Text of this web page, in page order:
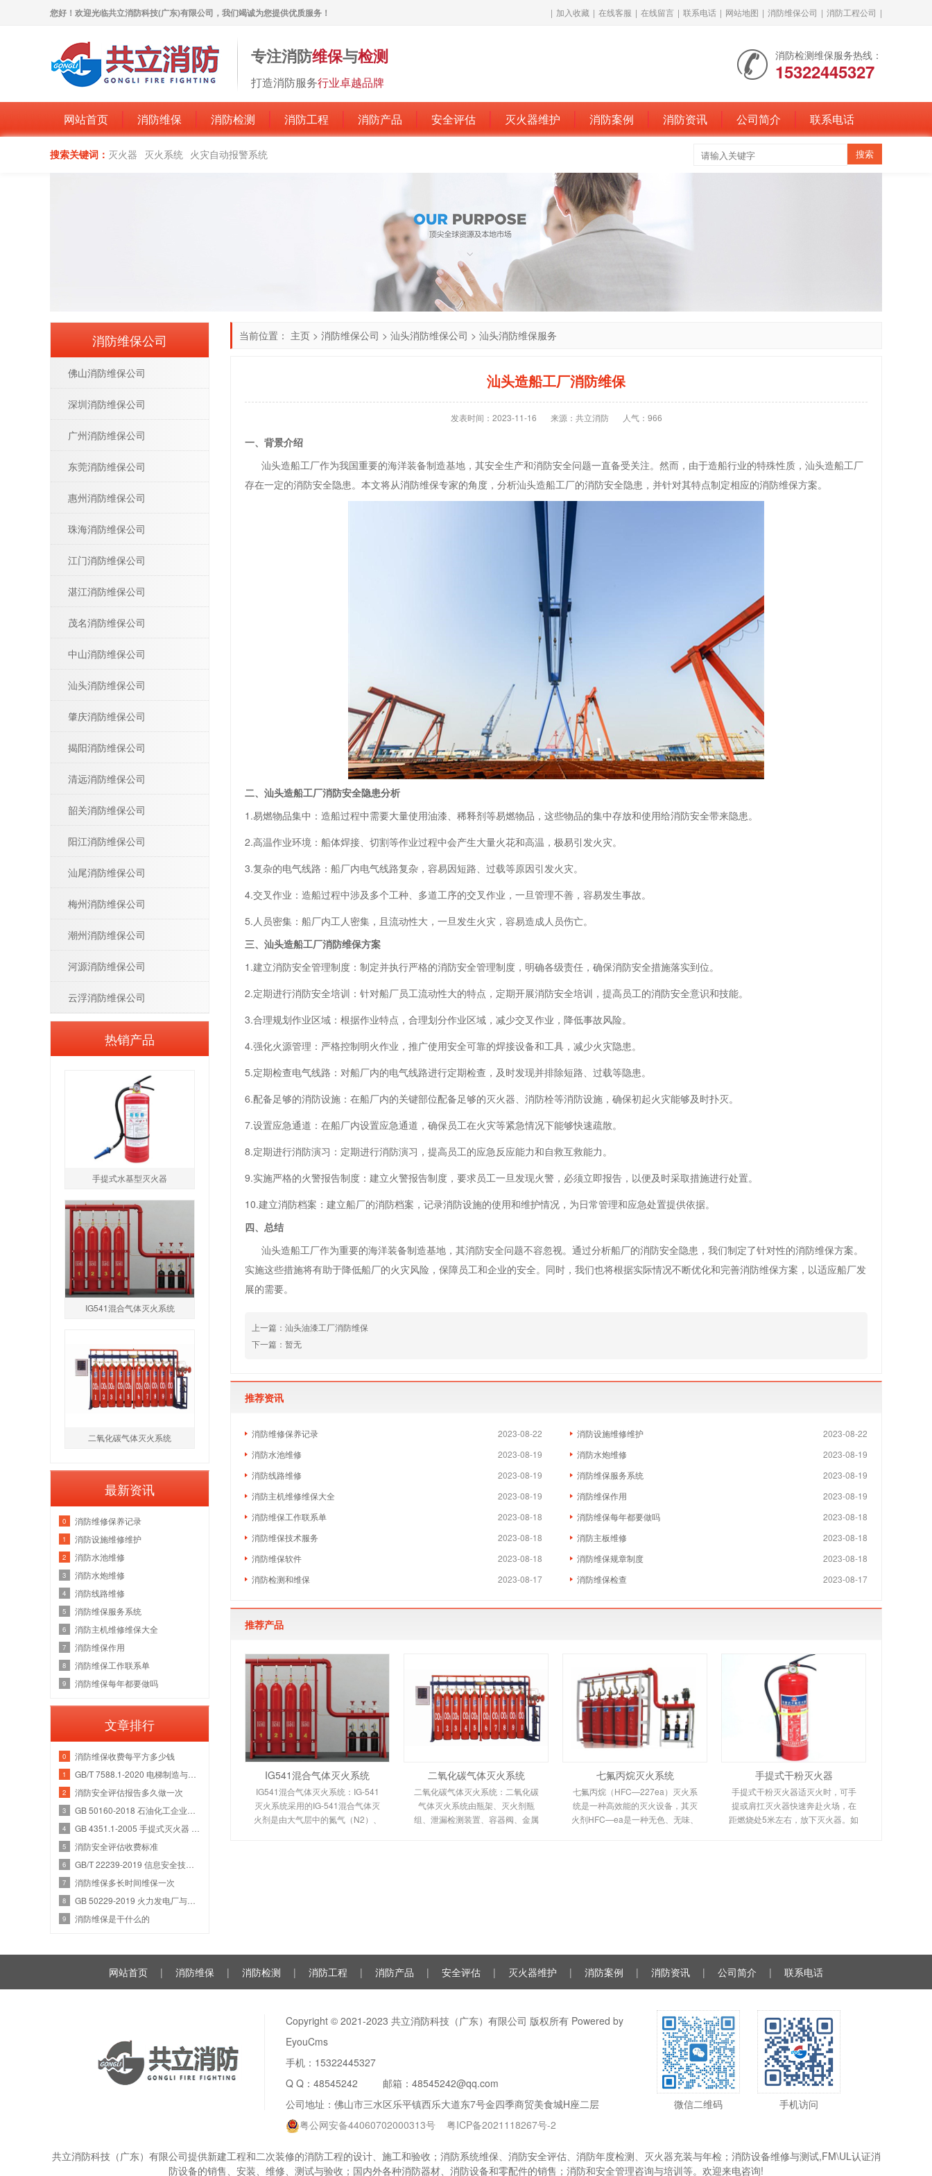
您好！欢迎光临共立消防科技(广东)有限公司，我们竭诚为您提供优质服务！ | 加入收藏 | 在线客服 | 在线留言 | 联系电话 | 网站地图 | 消防维保公司 | 消防工程公司 |
专注消防维保与检测
打造消防服务行业卓越品牌
消防检测维保服务热线：
15322445327
网站首页 消防维保 消防检测 消防工程 消防产品 安全评估 灭火器维护 消防案例 消防资讯 公司简介 联系电话
搜索关键词： 灭火器 灭火系统 火灾自动报警系统
当前位置： 主页 > 消防维保公司 > 汕头消防维保公司 > 汕头消防维保服务
汕头造船工厂消防维保
发表时间：2023-11-16 来源：共立消防 人气： 966
一、背景介绍
汕头造船工厂作为我国重要的海洋装备制造基地，其安全生产和消防安全问题一直备受关注。然而，由于造船行业的特殊性质，汕头造船工厂
存在一定的消防安全隐患。本文将从消防维保专家的角度，分析汕头造船工厂的消防安全隐患，并针对其特点制定相应的消防维保方案。
二、汕头造船工厂消防安全隐患分析
1.易燃物品集中：造船过程中需要大量使用油漆、稀释剂等易燃物品，这些物品的集中存放和使用给消防安全带来隐患。
2.高温作业环境：船体焊接、切割等作业过程中会产生大量火花和高温，极易引发火灾。
3.复杂的电气线路：船厂内电气线路复杂，容易因短路、过载等原因引发火灾。
4.交叉作业：造船过程中涉及多个工种、多道工序的交叉作业，一旦管理不善，容易发生事故。
5.人员密集：船厂内工人密集，且流动性大，一旦发生火灾，容易造成人员伤亡。
三、汕头造船工厂消防维保方案
1.建立消防安全管理制度：制定并执行严格的消防安全管理制度，明确各级责任，确保消防安全措施落实到位。
2.定期进行消防安全培训：针对船厂员工流动性大的特点，定期开展消防安全培训，提高员工的消防安全意识和技能。
3.合理规划作业区域：根据作业特点，合理划分作业区域，减少交叉作业，降低事故风险。
4.强化火源管理：严格控制明火作业，推广使用安全可靠的焊接设备和工具，减少火灾隐患。
5.定期检查电气线路：对船厂内的电气线路进行定期检查，及时发现并排除短路、过载等隐患。
6.配备足够的消防设施：在船厂内的关键部位配备足够的灭火器、消防栓等消防设施，确保初起火灾能够及时扑灭。
7.设置应急通道：在船厂内设置应急通道，确保员工在火灾等紧急情况下能够快速疏散。
8.定期进行消防演习：定期进行消防演习，提高员工的应急反应能力和自救互救能力。
9.实施严格的火警报告制度：建立火警报告制度，要求员工一旦发现火警，必须立即报告，以便及时采取措施进行处置。
10.建立消防档案：建立船厂的消防档案，记录消防设施的使用和维护情况，为日常管理和应急处置提供依据。
四、总结
汕头造船工厂作为重要的海洋装备制造基地，其消防安全问题不容忽视。通过分析船厂的消防安全隐患，我们制定了针对性的消防维保方案。
实施这些措施将有助于降低船厂的火灾风险，保障员工和企业的安全。同时，我们也将根据实际情况不断优化和完善消防维保方案，以适应船厂发
展的需要。
上一篇：汕头油漆工厂消防维保
下一篇：暂无
推荐资讯
2023-08-22
消防维修保养记录 2023-08-22
消防设施维修维护
2023-08-19
消防水池维修 2023-08-19
消防水炮维修
2023-08-19
消防线路维修 2023-08-19
消防维保服务系统
2023-08-19
消防主机维修维保大全 2023-08-19
消防维保作用
2023-08-18
消防维保工作联系单 2023-08-18
消防维保每年都要做吗
2023-08-18
消防维保技术服务 2023-08-18
消防主板维修
2023-08-18
消防维保软件 2023-08-18
消防维保规章制度
2023-08-17
消防检测和维保 2023-08-17
消防维保检查
推荐产品
IG541混合气体灭火系统
IG541混合气体灭火系统：IG-541
灭火系统采用的IG-541混合气体灭
火剂是由大气层中的氮气（N2）、
二氧化碳气体灭火系统
二氧化碳气体灭火系统：二氧化碳
气体灭火系统由瓶架、灭火剂瓶
组、泄漏检测装置、容器阀、金属
七氟丙烷灭火系统
七氟丙烷（HFC—227ea）灭火系
统是一种高效能的灭火设备，其灭
火剂HFC—ea是一种无色、无味、
手提式干粉灭火器
手提式干粉灭火器适灭火时，可手
提或肩扛灭火器快速奔赴火场，在
距燃烧处5米左右，放下灭火器。如
消防维保公司
佛山消防维保公司
深圳消防维保公司
广州消防维保公司
东莞消防维保公司
惠州消防维保公司
珠海消防维保公司
江门消防维保公司
湛江消防维保公司
茂名消防维保公司
中山消防维保公司
汕头消防维保公司
肇庆消防维保公司
揭阳消防维保公司
清远消防维保公司
韶关消防维保公司
阳江消防维保公司
汕尾消防维保公司
梅州消防维保公司
潮州消防维保公司
河源消防维保公司
云浮消防维保公司
热销产品
手提式水基型灭火器
IG541混合气体灭火系统
二氧化碳气体灭火系统
最新资讯
0 消防维修保养记录
1 消防设施维修维护
2 消防水池维修
3 消防水炮维修
4 消防线路维修
5 消防维保服务系统
6 消防主机维修维保大全
7 消防维保作用
8 消防维保工作联系单
9 消防维保每年都要做吗
文章排行
0 消防维保收费每平方多少钱
1
2 消防安全评估报告多久做一次
3
4
5 消防安全评估收费标准
6
7 消防维保多长时间维保一次
8
9 消防维保是干什么的
网站首页 | 消防维保 | 消防检测 | 消防工程 | 消防产品 | 安全评估 | 灭火器维护 | 消防案例 | 消防资讯 | 公司简介 | 联系电话
Copyright © 2021-2023 共立消防科技（广东）有限公司 版权所有 Powered by
EyouCms
手机：15322445327
Q Q： 48545242 邮箱：48545242@qq.com
公司地址：佛山市三水区乐平镇西乐大道东7号金四季商贸美食城H座二层
粤公网安备44060702000313号
粤ICP备2021118267号-2
微信二维码 手机访问
共立消防科技（广东）有限公司提供新建工程和二次装修的消防工程的设计、施工和验收；消防系统维保、消防安全评估、消防年度检测、灭火器充装与年检；消防设备维修与测试,FM\UL认证消
防设备的销售、安装、维修、测试与验收；国内外各种消防器材、消防设备和零配件的销售；消防和安全管理咨询与培训等。欢迎来电咨询!